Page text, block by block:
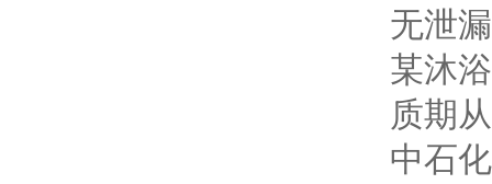
无泄
某沐
质期
中石